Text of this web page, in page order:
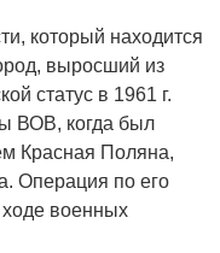
который находится
выросший из
статус в 1961 г.
ВОВ, когда был
Красная Поляна,
Операция по его
военных